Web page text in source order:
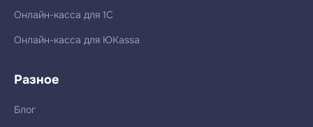
Онлайн-касса для 1С
Онлайн-касса для ЮKassa
Разное
Блог